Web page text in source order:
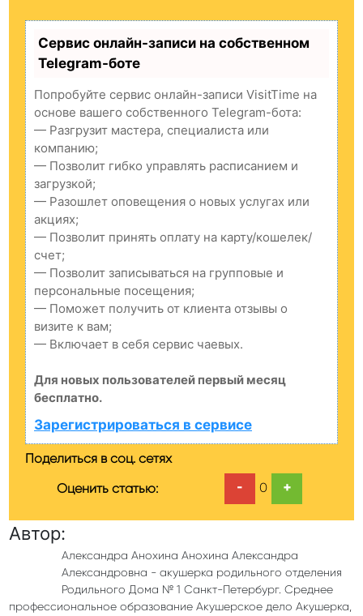
Поделиться в соц. сетях
Сервис онлайн-записи на собственном
Telegram-боте
Попробуйте сервис онлайн-записи VisitTime на
основе вашего собственного Telegram-бота:
— Разгрузит мастера, специалиста или
компанию;
— Позволит гибко управлять расписанием и
загрузкой;
— Разошлет оповещения о новых услугах или
акциях;
— Позволит принять оплату на карту/кошелек/
счет;
— Позволит записываться на групповые и
персональные посещения;
— Поможет получить от клиента отзывы о
визите к вам;
— Включает в себя сервис чаевых.
Для новых пользователей первый месяц
бесплатно.
Зарегистрироваться в сервисе
Оценить статью: - 0 +
Автор:
Александра Анохина Анохина Александра
Александровна - акушерка родильного отделения
Родильного Дома № 1 Санкт-Петербург. Среднее
профессиональное образование Акушерское дело Акушерка,